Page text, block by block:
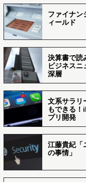
ファイナン
ィールド
決算書で読
ビジネスニ
深層
文系サラリ
もできる
プリ開発
江藤貴紀「
の事情」